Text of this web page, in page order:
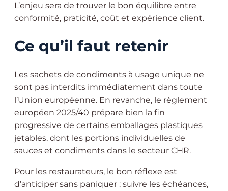
L’enjeu sera de trouver le bon équilibre entre
conformité, praticité, coût et expérience client.
Ce qu’il faut retenir
Les sachets de condiments à usage unique ne
sont pas interdits immédiatement dans toute
l’Union européenne. En revanche, le règlement
européen 2025/40 prépare bien la fin
progressive de certains emballages plastiques
jetables, dont les portions individuelles de
sauces et condiments dans le secteur CHR.
Pour les restaurateurs, le bon réflexe est
d’anticiper sans paniquer : suivre les échéances,